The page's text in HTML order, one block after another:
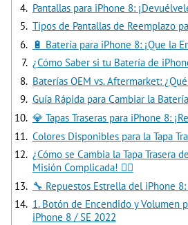
Pantallas para iPhone 8:
Tipos de Pantallas de Reemplazo
🔋 Batería para iPhone 8: ¡Que la
¿Cómo Saber si tu Batería de
Baterías OEM vs. Aftermarket:
Guía Rápida para Cambiar la
💎 Tapas Traseras para iPhone 8:
Colores Disponibles para la Tapa
¿Cómo se Cambia la Tapa Trasera
Misión Complicada! 🧗‍♂️
🔧 Repuestos Estrella del iPhone 8:
1. Botón de Encendido y Volumen
iPhone 8 / SE 2022